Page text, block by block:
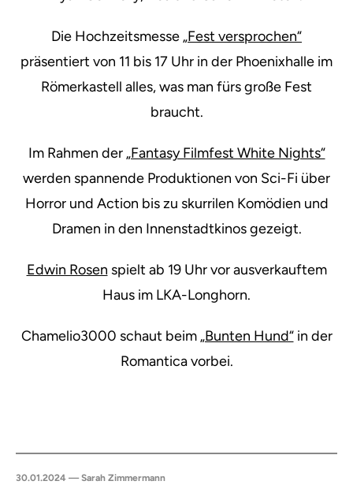
Die Hochzeitsmesse „Fest versprochen“
präsentiert von 11 bis 17 Uhr in der Phoenixhalle im
Römerkastell alles, was man fürs große Fest
braucht.
Im Rahmen der „Fantasy Filmfest White Nights“
werden spannende Produktionen von Sci-Fi über
Horror und Action bis zu skurrilen Komödien und
Dramen in den Innenstadtkinos gezeigt.
Edwin Rosen spielt ab 19 Uhr vor ausverkauftem
Haus im LKA-Longhorn.
Chamelio3000 schaut beim „Bunten Hund“in der
Romantica vorbei.
30.01.2024 — Sarah Zimmermann